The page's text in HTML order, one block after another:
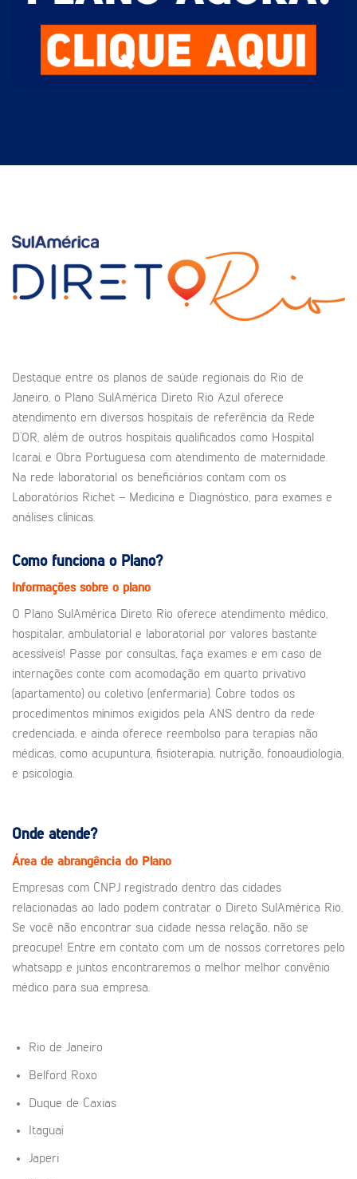
Destaque entre os planos de saúde regionais do Rio de
Janeiro, o Plano SulAmérica Direto Rio Azul oferece
atendimento em diversos hospitais de referência da Rede
D’OR, além de outros hospitais qualificados como Hospital
Icaraí, e Obra Portuguesa com atendimento de maternidade.
Na rede laboratorial os beneficiários contam com os
Laboratórios Richet – Medicina e Diagnóstico, para exames e
análises clínicas.
Como funciona o Plano?
Informações sobre o plano
O Plano SulAmérica Direto Rio oferece atendimento médico,
hospitalar, ambulatorial e laboratorial por valores bastante
acessíveis! Passe por consultas, faça exames e em caso de
internações conte com acomodação em quarto privativo
(apartamento) ou coletivo (enfermaria). Cobre todos os
procedimentos mínimos exigidos pela ANS dentro da rede
credenciada, e ainda oferece reembolso para terapias não
médicas, como acupuntura, fisioterapia, nutrição, fonoaudiologia,
e psicologia.
Onde atende?
Área de abrangência do Plano
Empresas com CNPJ registrado dentro das cidades
relacionadas ao lado podem contratar o Direto SulAmérica Rio.
Se você não encontrar sua cidade nessa relação, não se
preocupe! Entre em contato com um de nossos corretores pelo
whatsapp e juntos encontraremos o melhor melhor convênio
médico para sua empresa.
Rio de Janeiro
Belford Roxo
Duque de Caxias
Itaguaí
Japeri